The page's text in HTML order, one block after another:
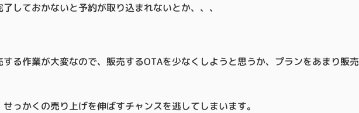
しておかないと予約が取り込まれないとか、、、
る作業が大変なので、販売するOTAを少なくしようと思うか、プランをあまり販
っかくの売り上げを伸ばすチャンスを逃してしまいます。